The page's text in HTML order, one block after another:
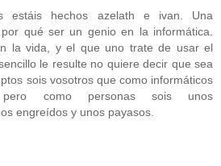
estáis hechos azelath e ivan. Una
qué ser un genio en la informática.
la vida, y el que uno trate de usar el
le resulte no quiere decir que sea
sois vosotros que como informáticos
como personas sois unos
engreídos y unos payasos.